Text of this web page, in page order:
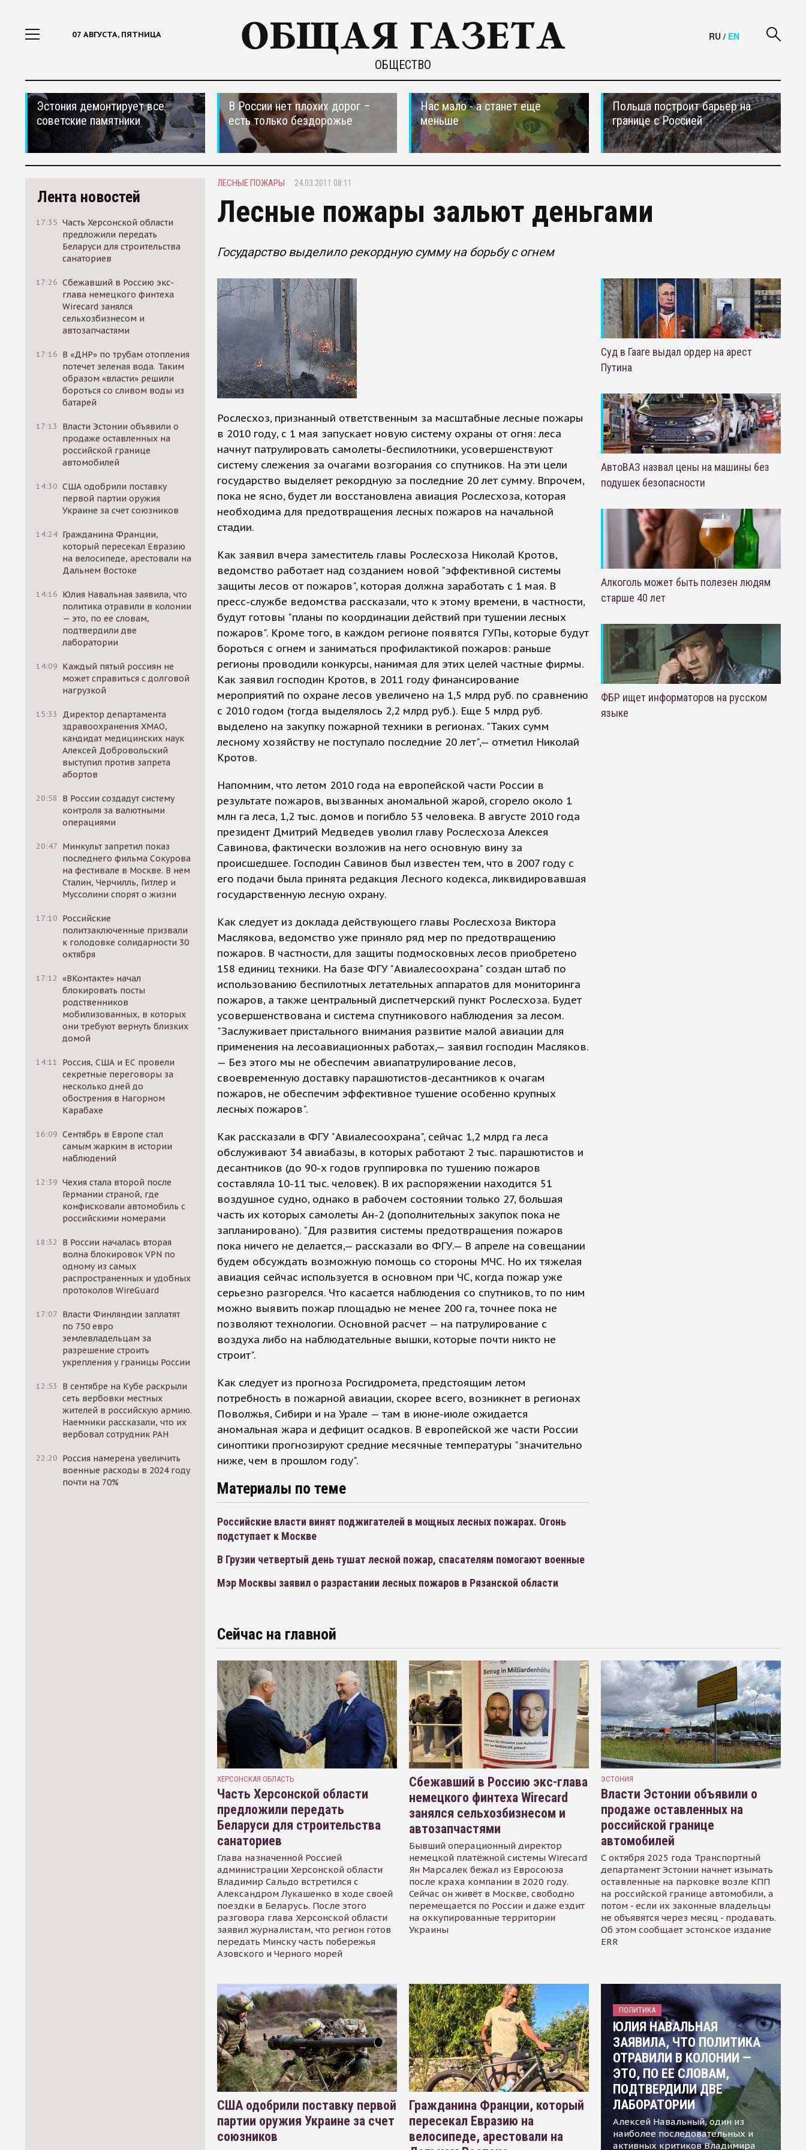
07 АВГУСТА, ПЯТНИЦА
ОБЩЕСТВО
RU / EN
Эстония демонтирует все
советские памятники
В России нет плохих дорог –
есть только бездорожье
Нас мало - а станет еще
меньше
Польша построит барьер на
границе с Россией
Лента новостей
17:35 Часть Херсонской области
предложили передать
Беларуси для строительства
санаториев
17:26 Сбежавший в Россию экс-
глава немецкого финтеха
Wirecard занялся
сельхозбизнесом и
автозапчастями
17:16 В «ДНР» по трубам отопления
потечет зеленая вода. Таким
образом «власти» решили
бороться со сливом воды из
батарей
17:13
Власти Эстонии объявили о
продаже оставленных на
российской границе
автомобилей
14:30 США одобрили поставку
первой партии оружия
Украине за счет союзников
14:24 Гражданина Франции,
который пересекал Евразию
на велосипеде, арестовали на
Дальнем Востоке
14:16 Юлия Навальная заявила, что
политика отравили в колонии
— это, по ее словам,
подтвердили две
лаборатории
14:09 Каждый пятый россиян не
может справиться с долговой
нагрузкой
15:33
Директор департамента
здравоохранения ХМАО,
кандидат медицинских наук
Алексей Добровольский
выступил против запрета
абортов
20:58
В России создадут систему
контроля за валютными
операциями
20:47 Минкульт запретил показ
последнего фильма Сокурова
на фестивале в Москве. В нем
Сталин, Черчилль, Гитлер и
Муссолини спорят о жизни
17:10 Российские
политзаключенные призвали
к голодовке солидарности 30
октября
17:12 «ВКонтакте» начал
блокировать посты
родственников
мобилизованных, в которых
они требуют вернуть близких
домой
14:11
Россия, США и ЕС провели
секретные переговоры за
несколько дней до
обострения в Нагорном
Карабахе
16:09 Сентябрь в Европе стал
самым жарким в истории
наблюдений
12:39 Чехия стала второй после
Германии страной, где
конфисковали автомобиль с
российскими номерами
18:32
В России началась вторая
волна блокировок VPN по
одному из самых
распространенных и удобных
протоколов WireGuard
17:07 Власти Финляндии заплатят
по 750 евро
землевладельцам за
разрешение строить
укрепления у границы России
12:53
В сентябре на Кубе раскрыли
сеть вербовки местных
жителей в российскую армию.
Наемники рассказали, что их
вербовал сотрудник РАН
22:20 Россия намерена увеличить
военные расходы в 2024 году
почти на 70%
ЛЕСНЫЕ ПОЖАРЫ 24.03.2011 08:11
Лесные пожары зальют деньгами
Государство выделило рекордную сумму на борьбу с огнем
Рослесхоз, признанный ответственным за масштабные лесные пожары
в 2010 году, с 1 мая запускает новую систему охраны от огня: леса
начнут патрулировать самолеты-беспилотники, усовершенствуют
систему слежения за очагами возгорания со спутников. На эти цели
государство выделяет рекордную за последние 20 лет сумму. Впрочем,
пока не ясно, будет ли восстановлена авиация Рослесхоза, которая
необходима для предотвращения лесных пожаров на начальной
стадии.
Как заявил вчера заместитель главы Рослесхоза Николай Кротов,
ведомство работает над созданием новой "эффективной системы
защиты лесов от пожаров", которая должна заработать с 1 мая. В
пресс-службе ведомства рассказали, что к этому времени, в частности,
будут готовы "планы по координации действий при тушении лесных
пожаров". Кроме того, в каждом регионе появятся ГУПы, которые будут
бороться с огнем и заниматься профилактикой пожаров: раньше
регионы проводили конкурсы, нанимая для этих целей частные фирмы.
Как заявил господин Кротов, в 2011 году финансирование
мероприятий по охране лесов увеличено на 1,5 млрд руб. по сравнению
с 2010 годом (тогда выделялось 2,2 млрд руб.). Еще 5 млрд руб.
выделено на закупку пожарной техники в регионах. "Таких сумм
лесному хозяйству не поступало последние 20 лет",— отметил Николай
Кротов.
Напомним, что летом 2010 года на европейской части России в
результате пожаров, вызванных аномальной жарой, сгорело около 1
млн га леса, 1,2 тыс. домов и погибло 53 человека. В августе 2010 года
президент Дмитрий Медведев уволил главу Рослесхоза Алексея
Савинова, фактически возложив на него основную вину за
происшедшее. Господин Савинов был известен тем, что в 2007 году с
его подачи была принята редакция Лесного кодекса, ликвидировавшая
государственную лесную охрану.
Как следует из доклада действующего главы Рослесхоза Виктора
Маслякова, ведомство уже приняло ряд мер по предотвращению
пожаров. В частности, для защиты подмосковных лесов приобретено
158 единиц техники. На базе ФГУ "Авиалесоохрана" создан штаб по
использованию беспилотных летательных аппаратов для мониторинга
пожаров, а также центральный диспетчерский пункт Рослесхоза. Будет
усовершенствована и система спутникового наблюдения за лесом.
"Заслуживает пристального внимания развитие малой авиации для
применения на лесоавиационных работах,— заявил господин Масляков.
— Без этого мы не обеспечим авиапатрулирование лесов,
своевременную доставку парашютистов-десантников к очагам
пожаров, не обеспечим эффективное тушение особенно крупных
лесных пожаров".
Как рассказали в ФГУ "Авиалесоохрана", сейчас 1,2 млрд га леса
обслуживают 34 авиабазы, в которых работают 2 тыс. парашютистов и
десантников (до 90-х годов группировка по тушению пожаров
составляла 10-11 тыс. человек). В их распоряжении находится 51
воздушное судно, однако в рабочем состоянии только 27, большая
часть их которых самолеты Ан-2 (дополнительных закупок пока не
запланировано). "Для развития системы предотвращения пожаров
пока ничего не делается,— рассказали во ФГУ.— В апреле на совещании
будем обсуждать возможную помощь со стороны МЧС. Но их тяжелая
авиация сейчас используется в основном при ЧС, когда пожар уже
серьезно разгорелся. Что касается наблюдения со спутников, то по ним
можно выявить пожар площадью не менее 200 га, точнее пока не
позволяют технологии. Основной расчет — на патрулирование с
воздуха либо на наблюдательные вышки, которые почти никто не
строит".
Как следует из прогноза Росгидромета, предстоящим летом
потребность в пожарной авиации, скорее всего, возникнет в регионах
Поволжья, Сибири и на Урале — там в июне-июле ожидается
аномальная жара и дефицит осадков. В европейской же части России
синоптики прогнозируют средние месячные температуры "значительно
ниже, чем в прошлом году".
Материалы по теме
Российские власти винят поджигателей в мощных лесных пожарах. Огонь
подступает к Москве
В Грузии четвертый день тушат лесной пожар, спасателям помогают военные
Мэр Москвы заявил о разрастании лесных пожаров в Рязанской области
Суд в Гааге выдал ордер на арест
Путина
АвтоВАЗ назвал цены на машины без
подушек безопасности
Алкоголь может быть полезен людям
старше 40 лет
ФБР ищет информаторов на русском
языке
Сейчас на главной
ХЕРСОНСКАЯ ОБЛАСТЬ
Часть Херсонской области
предложили передать
Беларуси для строительства
санаториев
Глава назначенной Россией
администрации Херсонской области
Владимир Сальдо встретился с
Александром Лукашенко в ходе своей
поездки в Беларусь. После этого
разговора глава Херсонской области
заявил журналистам, что регион готов
передать Минску часть побережья
Азовского и Черного морей
Сбежавший в Россию экс-глава
немецкого финтеха Wirecard
занялся сельхозбизнесом и
автозапчастями
Бывший операционный директор
немецкой платёжной системы Wirecard
Ян Марсалек бежал из Евросоюза
после краха компании в 2020 году.
Сейчас он живёт в Москве, свободно
перемещается по России и даже ездит
на оккупированные территории
Украины
ЭСТОНИЯ
Власти Эстонии объявили о
продаже оставленных на
российской границе
автомобилей
С октября 2025 года Транспортный
департамент Эстонии начнет изымать
оставленные на парковке возле КПП
на российской границе автомобили, а
потом - если их законные владельцы
не объявятся через месяц - продавать.
Об этом сообщает эстонское издание
ERR
США одобрили поставку первой
партии оружия Украине за счет
союзников
Гражданина Франции, который
пересекал Евразию на
велосипеде, арестовали на
ПОЛИТИКА
ЮЛИЯ НАВАЛЬНАЯ
ЗАЯВИЛА, ЧТО ПОЛИТИКА
ОТРАВИЛИ В КОЛОНИИ —
ЭТО, ПО ЕЕ СЛОВАМ,
ПОДТВЕРДИЛИ ДВЕ
ЛАБОРАТОРИИ
Алексей Навальный, один из
наиболее последовательных и
активных критиков Владимира